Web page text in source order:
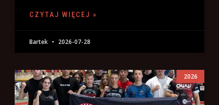
CZYTAJ WIĘCEJ »
Bartek 2026-07-28
2026